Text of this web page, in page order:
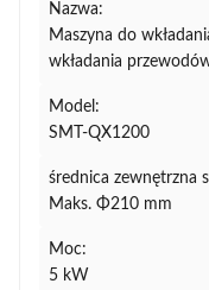
Nazwa:
Maszyna do
wkładania
Model:
SMT-QX1200
średnica zewnętrzna
Maks. Φ210 mm
Moc:
5 kW